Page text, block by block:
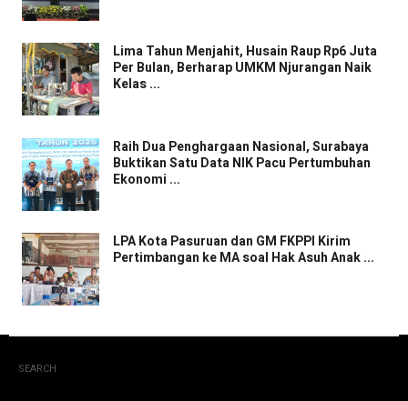
Lima Tahun Menjahit, Husain Raup Rp6 Juta
Per Bulan, Berharap UMKM Njurangan Naik
Kelas ...
Raih Dua Penghargaan Nasional, Surabaya
Buktikan Satu Data NIK Pacu Pertumbuhan
Ekonomi ...
LPA Kota Pasuruan dan GM FKPPI Kirim
Pertimbangan ke MA soal Hak Asuh Anak ...
SEARCH